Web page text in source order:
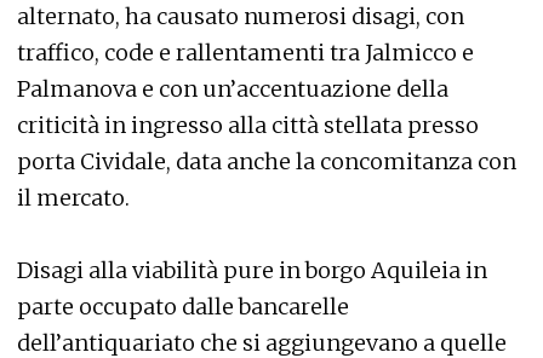
alternato, ha causato numerosi disagi, con
traffico, code e rallentamenti tra Jalmicco e
Palmanova e con un’accentuazione della
criticità in ingresso alla città stellata presso
porta Cividale, data anche la concomitanza con
il mercato.
Disagi alla viabilità pure in borgo Aquileia in
parte occupato dalle bancarelle
dell’antiquariato che si aggiungevano a quelle